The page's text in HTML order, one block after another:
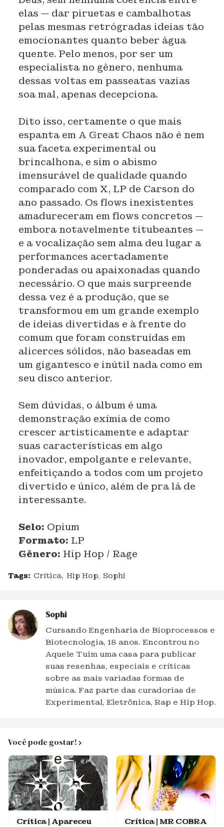
elas — dar piruetas e cambalhotas
pelas mesmas retrógradas ideias tão
emocionantes quanto beber água
quente. Pelo menos, por ser um
especialista no gênero, nenhuma
dessas voltas em passeatas vazias
soa mal, apenas decepciona.
Dito isso, certamente o que mais
espanta em A Great Chaos não é nem
sua faceta experimental ou
brincalhona, e sim o abismo
imensurável de qualidade quando
comparado com X, LP de Carson do
ano passado. Os flows inexistentes
amadureceram em flows concretos —
embora notavelmente titubeantes —
e a vocalização sem alma deu lugar a
performances acertadamente
ponderadas ou apaixonadas quando
necessário. O que mais surpreende
dessa vez é a produção, que se
transformou em um grande exemplo
de ideias divertidas e à frente do
comum que foram construídas em
alicerces sólidos, não baseadas em
um gigantesco e inútil nada como em
seu disco anterior.
Sem dúvidas, o álbum é uma
demonstração exímia de como
crescer artisticamente e adaptar
suas características em algo
inovador, empolgante e relevante,
enfeitiçando a todos com um projeto
divertido e único, além de pra lá de
interessante.
Selo: Opium
Formato: LP
Gênero: Hip Hop / Rage
Tags: Crítica Hip Hop Sophi
Sophi
Cursando Engenharia de Bioprocessos e
Biotecnologia, 18 anos. Encontrou no
Aquele Tuim uma casa para publicar
suas resenhas, especiais e críticas
sobre as mais variadas formas de
música. Faz parte das curadorias de
Experimental, Eletrônica, Rap e Hip Hop.
Você pode gostar!
Crítica | Apareceu Crítica | MR COBRA